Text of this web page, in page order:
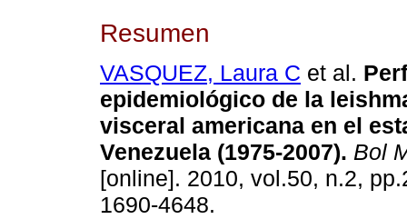
Resumen
VASQUEZ, Laura C et al.
epidemiológico de la
visceral americana en el
Venezuela (1975-2007). Bol
[online]. 2010, vol.50, n.2,
1690-4648.